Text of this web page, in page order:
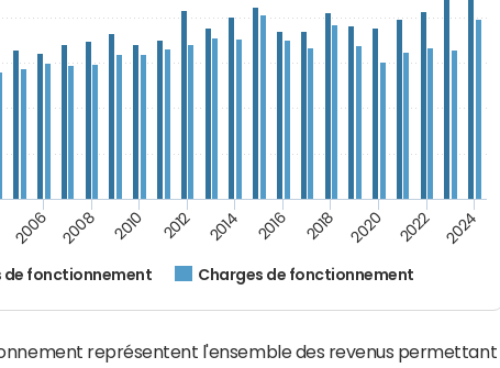
de fonctionnement Charges de fonctionnement
2006 2008 2010 2012 2014 2016 2018 2020 2022 2024
représentent l'ensemble des revenus permettant